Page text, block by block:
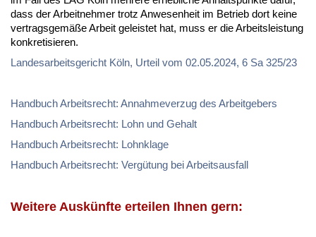
dass der Arbeitnehmer trotz Anwesenheit im Betrieb dort keine
vertragsgemäße Arbeit geleistet hat, muss er die Arbeitsleistung
konkretisieren.
Landesarbeitsgericht Köln, Urteil vom 02.05.2024, 6 Sa 325/23
Handbuch Arbeitsrecht: Annahmeverzug des Arbeitgebers
Handbuch Arbeitsrecht: Lohn und Gehalt
Handbuch Arbeitsrecht: Lohnklage
Handbuch Arbeitsrecht: Vergütung bei Arbeitsausfall
Weitere Auskünfte erteilen Ihnen gern: